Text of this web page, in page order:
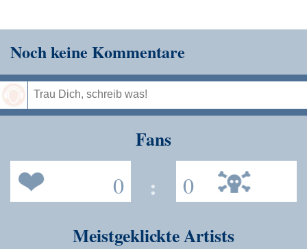
Noch keine Kommentare
Fans
0 : 0
Meistgeklickte Artists